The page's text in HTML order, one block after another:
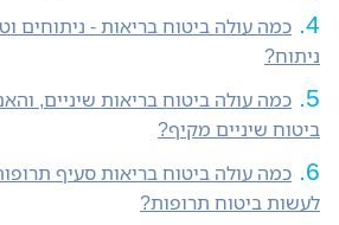
כמה עולה ביטוח בריאות - ניתוחים
ניתוח?
כמה עולה ביטוח בריאות שיניים,
ביטוח שיניים מקיף?
כמה עולה ביטוח בריאות סעיף
לעשות ביטוח תרופות?